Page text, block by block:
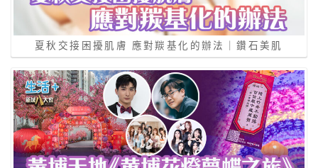
夏秋交接困擾肌膚 應對羰基化的辦法｜鑽石美肌